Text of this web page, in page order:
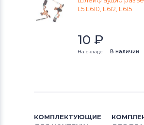
смартфоновHTC
смартфоновMicrosoft
L5 E610, E612, E615
10 ₽
На складе В наличии
КОМПЛЕКТУЮЩИЕ